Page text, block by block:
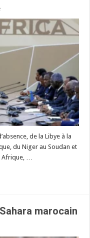
de la Libye à la
du Niger au Soudan et
Afrique, …
marocain